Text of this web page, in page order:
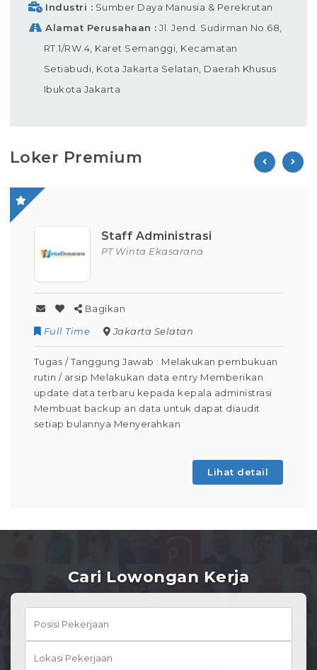
Industri
Sumber Daya Manusia & Perekrutan
Alamat Perusahaan
Jl. Jend. Sudirman No.68,
RT.1/RW.4, Karet Semanggi, Kecamatan
Setiabudi, Kota Jakarta Selatan, Daerah Khusus
Ibukota Jakarta
Loker Premium
Staff Administrasi
PT Winta Ekasarana
Bagikan
Full Time
Jakarta Selatan
Tugas / Tanggung Jawab : Melakukan pembukuan
rutin / arsip Melakukan data entry Memberikan
update data terbaru kepada kepala administrasi
Membuat backup an data untuk dapat diaudit
setiap bulannya Menyerahkan
Lihat detail
Cari Lowongan Kerja